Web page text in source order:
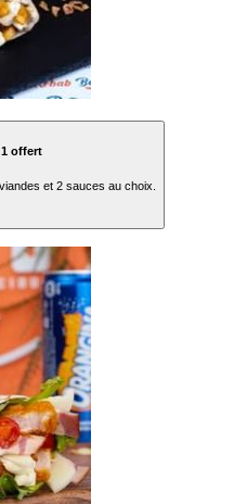
1 offert
et 2 sauces au choix.